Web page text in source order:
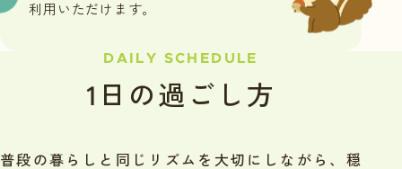
利用いただけます。
DAILY SCHEDULE
1日の過ごし方
普段の暮らしと同じリズムを大切にしながら、穏